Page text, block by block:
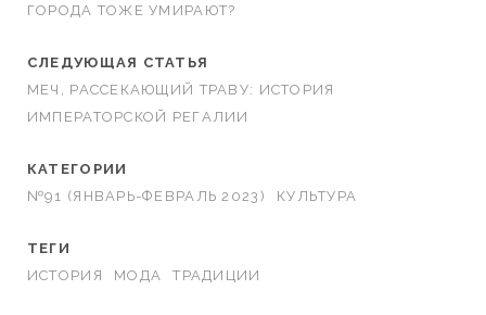
ГОРОДА ТОЖЕ УМИРАЮТ?
СЛЕДУЮЩАЯ СТАТЬЯ
МЕЧ, РАССЕКАЮЩИЙ ТРАВУ: ИСТОРИЯ
ИМПЕРАТОРСКОЙ РЕГАЛИИ
КАТЕГОРИИ
№91 (ЯНВАРЬ-ФЕВРАЛЬ 2023)
КУЛЬТУРА
ТЕГИ
ИСТОРИЯ
МОДА ТРАДИЦИИ